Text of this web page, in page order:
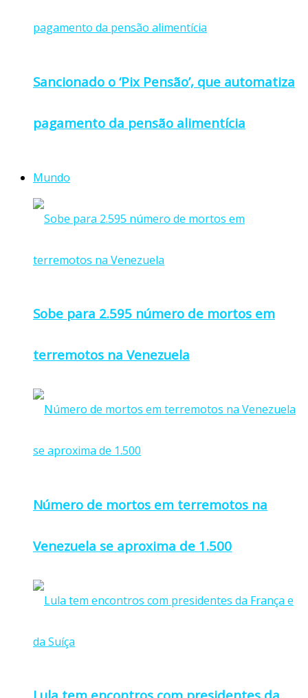
Sancionado o ‘Pix Pensão’, que automatiza
pagamento da pensão alimentícia
Mundo
Sobe para 2.595 número de mortos em
terremotos na Venezuela
Número de mortos em terremotos na
Venezuela se aproxima de 1.500